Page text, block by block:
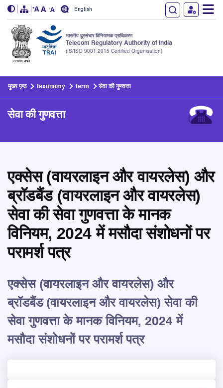
English
भारतीय दूरसंचार विनियामक प्राधिकरण
Telecom Regulatory Authority of India
(IS/ISO 9001:2015 Certified Organisation)
मुख्य पृष्ठ Taxonomy Term सेवा की गुणवत्ता
सेवा की गुणवत्ता
एक्सेस (वायरलाइन और वायरलेस) और
ब्रॉडबैंड (वायरलाइन और वायरलेस)
सेवा की सेवा गुणवत्ता के मानक
विनियम, 2024 में मसौदा संशोधनों पर
परामर्श पत्र
एक्सेस (वायरलाइन और वायरलेस) और
ब्रॉडबैंड (वायरलाइन और वायरलेस) सेवा की
सेवा गुणवत्ता के मानक विनियम, 2024 में
मसौदा संशोधनों पर परामर्श पत्र